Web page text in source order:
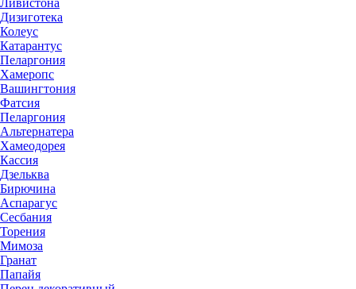
Ливистона
Дизиготека
Колеус
Катарантус
Пеларгония
Хамеропс
Вашингтония
Фатсия
Пеларгония
Альтернатера
Хамеодорея
Кассия
Дзельква
Бирючина
Аспарагус
Сесбания
Торения
Мимоза
Гранат
Папайя